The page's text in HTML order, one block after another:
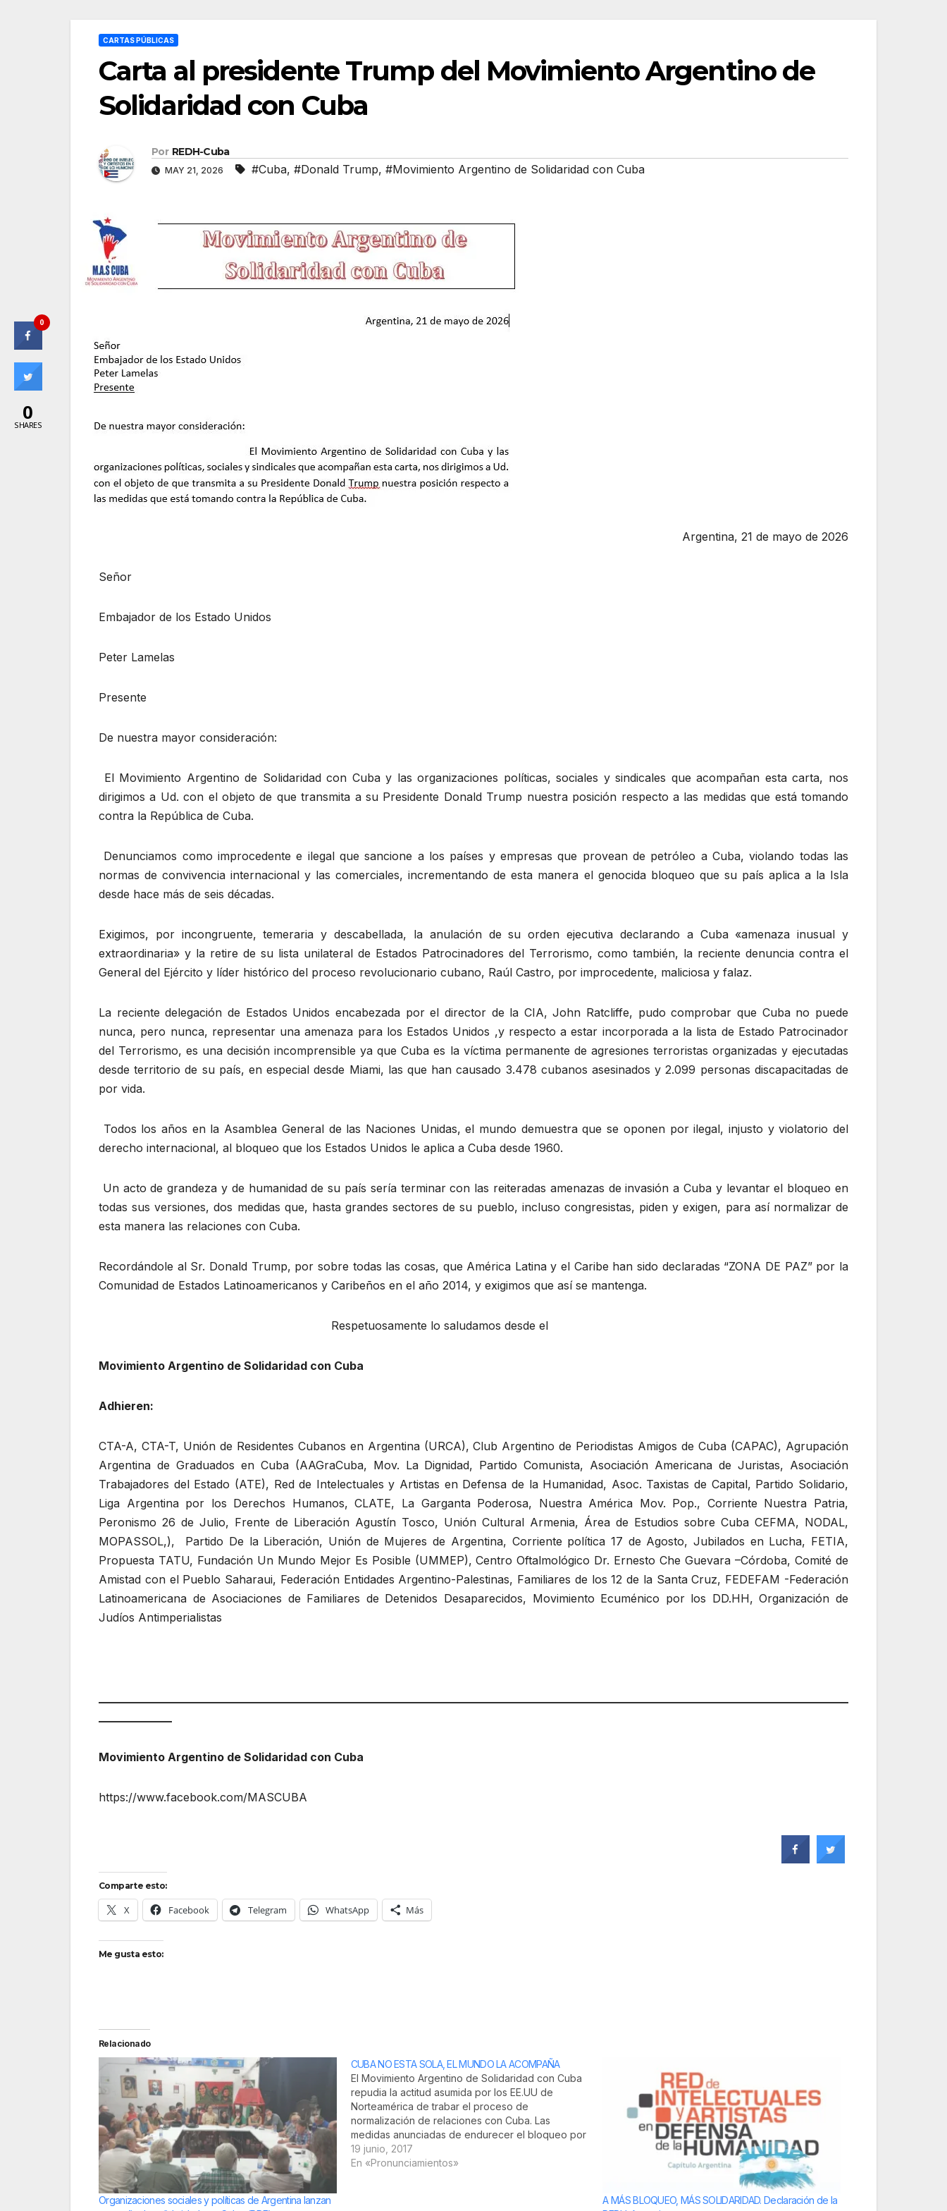
CARTAS PÚBLICAS
Carta al presidente Trump del Movimiento Argentino de
Solidaridad con Cuba
Por REDH-Cuba
MAY 21, 2026 #Cuba, #Donald Trump, #Movimiento Argentino de Solidaridad con Cuba
Argentina, 21 de mayo de 2026
Señor
Embajador de los Estado Unidos
Peter Lamelas
Presente
De nuestra mayor consideración:
El Movimiento Argentino de Solidaridad con Cuba y las organizaciones políticas, sociales y sindicales que acompañan esta carta, nos
dirigimos a Ud. con el objeto de que transmita a su Presidente Donald Trump nuestra posición respecto a las medidas que está tomando
contra la República de Cuba.
Denunciamos como improcedente e ilegal que sancione a los países y empresas que provean de petróleo a Cuba, violando todas las
normas de convivencia internacional y las comerciales, incrementando de esta manera el genocida bloqueo que su país aplica a la Isla
desde hace más de seis décadas.
Exigimos, por incongruente, temeraria y descabellada, la anulación de su orden ejecutiva declarando a Cuba «amenaza inusual y
extraordinaria» y la retire de su lista unilateral de Estados Patrocinadores del Terrorismo, como también, la reciente denuncia contra el
General del Ejército y líder histórico del proceso revolucionario cubano, Raúl Castro, por improcedente, maliciosa y falaz.
La reciente delegación de Estados Unidos encabezada por el director de la CIA, John Ratcliffe, pudo comprobar que Cuba no puede
nunca, pero nunca, representar una amenaza para los Estados Unidos ,y respecto a estar incorporada a la lista de Estado Patrocinador
del Terrorismo, es una decisión incomprensible ya que Cuba es la víctima permanente de agresiones terroristas organizadas y ejecutadas
desde territorio de su país, en especial desde Miami, las que han causado 3.478 cubanos asesinados y 2.099 personas discapacitadas de
por vida.
Todos los años en la Asamblea General de las Naciones Unidas, el mundo demuestra que se oponen por ilegal, injusto y violatorio del
derecho internacional, al bloqueo que los Estados Unidos le aplica a Cuba desde 1960.
Un acto de grandeza y de humanidad de su país sería terminar con las reiteradas amenazas de invasión a Cuba y levantar el bloqueo en
todas sus versiones, dos medidas que, hasta grandes sectores de su pueblo, incluso congresistas, piden y exigen, para así normalizar de
esta manera las relaciones con Cuba.
Recordándole al Sr. Donald Trump, por sobre todas las cosas, que América Latina y el Caribe han sido declaradas “ZONA DE PAZ” por la
Comunidad de Estados Latinoamericanos y Caribeños en el año 2014, y exigimos que así se mantenga.
Respetuosamente lo saludamos desde el
Movimiento Argentino de Solidaridad con Cuba
Adhieren:
CTA-A, CTA-T, Unión de Residentes Cubanos en Argentina (URCA), Club Argentino de Periodistas Amigos de Cuba (CAPAC), Agrupación
Argentina de Graduados en Cuba (AAGraCuba, Mov. La Dignidad, Partido Comunista, Asociación Americana de Juristas, Asociación
Trabajadores del Estado (ATE), Red de Intelectuales y Artistas en Defensa de la Humanidad, Asoc. Taxistas de Capital, Partido Solidario,
Liga Argentina por los Derechos Humanos, CLATE, La Garganta Poderosa, Nuestra América Mov. Pop., Corriente Nuestra Patria,
Peronismo 26 de Julio, Frente de Liberación Agustín Tosco, Unión Cultural Armenia, Área de Estudios sobre Cuba CEFMA, NODAL,
MOPASSOL,), Partido De la Liberación, Unión de Mujeres de Argentina, Corriente política 17 de Agosto, Jubilados en Lucha, FETIA,
Propuesta TATU, Fundación Un Mundo Mejor Es Posible (UMMEP), Centro Oftalmológico Dr. Ernesto Che Guevara –Córdoba, Comité de
Amistad con el Pueblo Saharaui, Federación Entidades Argentino-Palestinas, Familiares de los 12 de la Santa Cruz, FEDEFAM -Federación
Latinoamericana de Asociaciones de Familiares de Detenidos Desaparecidos, Movimiento Ecuménico por los DD.HH, Organización de
Judíos Antimperialistas
Movimiento Argentino de Solidaridad con Cuba
https://www.facebook.com/MASCUBA
Comparte esto:
X Facebook Telegram WhatsApp Más
Me gusta esto:
Relacionado
Organizaciones sociales y políticas de Argentina lanzan
CUBA NO ESTA SOLA, EL MUNDO LA ACOMPAÑA
El Movimiento Argentino de Solidaridad con Cuba
repudia la actitud asumida por los EE.UU de
Norteamérica de trabar el proceso de
normalización de relaciones con Cuba. Las
medidas anunciadas de endurecer el bloqueo por
su presidente Donald Trump en Miami, rodeado
de terroristas, ex miembros de la brigada
19 junio, 2017
En «Pronunciamientos»
A MÁS BLOQUEO, MÁS SOLIDARIDAD. Declaración de la
0
0
SHARES